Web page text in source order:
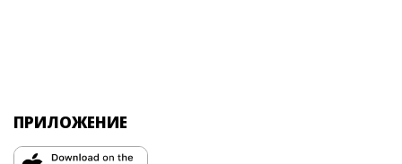
ПРИЛОЖЕНИЕ